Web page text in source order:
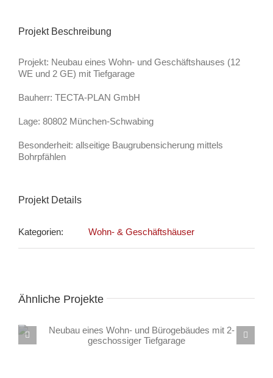
Projekt Beschreibung
Projekt: Neubau eines Wohn- und Geschäftshauses (12
WE und 2 GE) mit Tiefgarage
Bauherr: TECTA-PLAN GmbH
Lage: 80802 München-Schwabing
Besonderheit: allseitige Baugrubensicherung mittels
Bohrpfählen
Projekt Details
Kategorien: Wohn- & Geschäftshäuser
Ähnliche Projekte
Neubau eines Wohn- und Geschäftshauses (17 WE und